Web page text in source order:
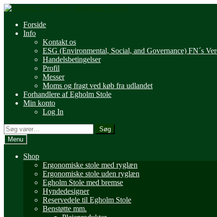
Spring
navigation
Spring
indholdForside
Info
Kontakt os
ESG (Environmental, Social, and Governance) FN´s
Handelsbetingelser
Profil
Messer
Moms og fragt ved køb fra udlandet
Forhandlere af Egholm Stole
Min konto
Log In
Søg
efter:
Søg
Menu
Shop
Ergonomiske stole med ryglæn
Ergonomiske stole uden ryglæn
Egholm Stole med bremse
Hyndedesigner
Reservedele til Egholm Stole
Benstøtte mm.